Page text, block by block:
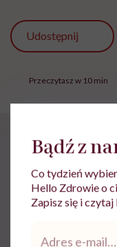
Udostępnij
Przeczytasz w 10 min
Klaudia
kojarzymy wiosnę
tymczasem
tym czasie
paradoks?
Bądź z
Co tydzień
Hello Zdrowie o
Zapisz się i czytaj